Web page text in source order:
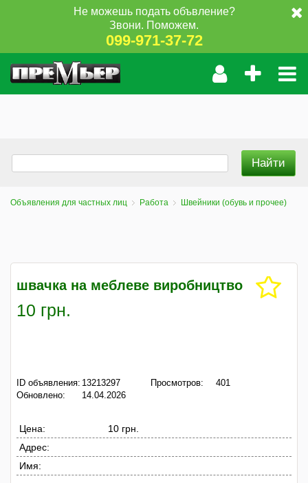
Не можешь подать объвление?
Звони. Поможем.
099-971-37-72
Объявления для частных лиц Работа Швейники (обувь и прочее)
швачка на меблеве виробництво
10 грн.
ID объявления: 13213297
Обновлено:
14.04.2026
Просмотров: 401
Цена:
10 грн.
Адрес:
Имя: